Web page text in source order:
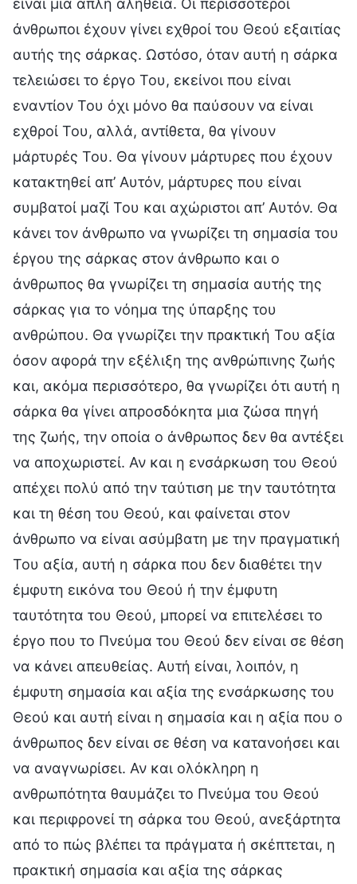
άνθρωποι έχουν γίνει εχθροί του Θεού εξαιτίας
αυτής της σάρκας. Ωστόσο, όταν αυτή η σάρκα
τελειώσει το έργο Του, εκείνοι που είναι
εναντίον Του όχι μόνο θα παύσουν να είναι
εχθροί Του, αλλά, αντίθετα, θα γίνουν
μάρτυρές Του. Θα γίνουν μάρτυρες που έχουν
κατακτηθεί απ’ Αυτόν, μάρτυρες που είναι
συμβατοί μαζί Του και αχώριστοι απ’ Αυτόν. Θα
κάνει τον άνθρωπο να γνωρίζει τη σημασία του
έργου της σάρκας στον άνθρωπο και ο
άνθρωπος θα γνωρίζει τη σημασία αυτής της
σάρκας για το νόημα της ύπαρξης του
ανθρώπου. Θα γνωρίζει την πρακτική Του αξία
όσον αφορά την εξέλιξη της ανθρώπινης ζωής
και, ακόμα περισσότερο, θα γνωρίζει ότι αυτή η
σάρκα θα γίνει απροσδόκητα μια ζώσα πηγή
της ζωής, την οποία ο άνθρωπος δεν θα αντέξει
να αποχωριστεί. Αν και η ενσάρκωση του Θεού
απέχει πολύ από την ταύτιση με την ταυτότητα
και τη θέση του Θεού, και φαίνεται στον
άνθρωπο να είναι ασύμβατη με την πραγματική
Του αξία, αυτή η σάρκα που δεν διαθέτει την
έμφυτη εικόνα του Θεού ή την έμφυτη
ταυτότητα του Θεού, μπορεί να επιτελέσει το
έργο που το Πνεύμα του Θεού δεν είναι σε θέση
να κάνει απευθείας. Αυτή είναι, λοιπόν, η
έμφυτη σημασία και αξία της ενσάρκωσης του
Θεού και αυτή είναι η σημασία και η αξία που ο
άνθρωπος δεν είναι σε θέση να κατανοήσει και
να αναγνωρίσει. Αν και ολόκληρη η
ανθρωπότητα θαυμάζει το Πνεύμα του Θεού
και περιφρονεί τη σάρκα του Θεού, ανεξάρτητα
από το πώς βλέπει τα πράγματα ή σκέπτεται, η
πρακτική σημασία και αξία της σάρκας